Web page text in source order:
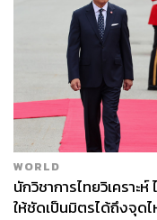
WORLD
นักวิชาการไทยวิเคราะ
ให้ชัดเป็นมิตรได้ถึงจุด